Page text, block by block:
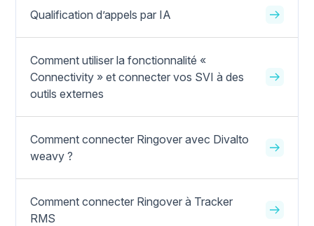
Qualification d’appels par IA
Comment utiliser la fonctionnalité «
Connectivity » et connecter vos SVI à des
outils externes
Comment connecter Ringover avec Divalto
weavy ?
Comment connecter Ringover à Tracker
RMS